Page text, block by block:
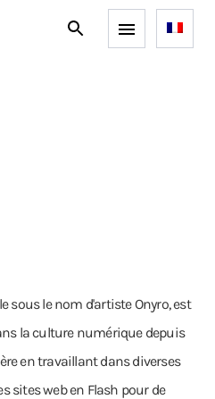
sous le nom d'artiste Onyro, est
la culture numérique depuis
en travaillant dans diverses
sites web en Flash pour de